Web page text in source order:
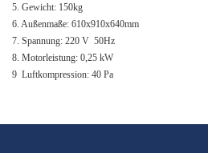
5. Gewicht: 150kg
6. Außenmaße: 610x910x640mm
7. Spannung: 220 V 50Hz
8. Motorleistung: 0,25 kW
9 Luftkompression: 40 Pa